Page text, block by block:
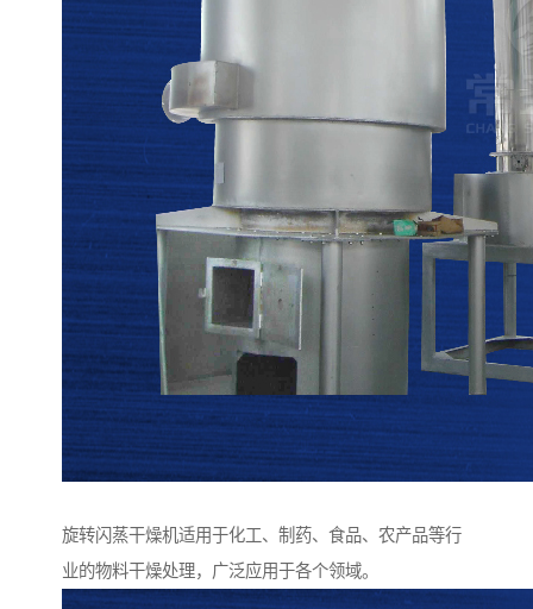
旋转闪蒸干燥机适用于化工、制药、食品、农产品等行
业的物料干燥处理，广泛应用于各个领域。